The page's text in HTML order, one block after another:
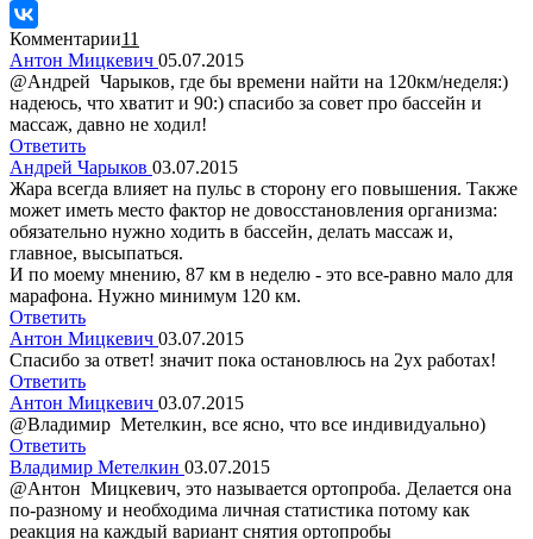
Комментарии11
Антон Мицкевич 05.07.2015
@Андрей Чарыков, где бы времени найти на 120км/неделя:)
надеюсь, что хватит и 90:) спасибо за совет про бассейн и
массаж, давно не ходил!
Ответить
Андрей Чарыков 03.07.2015
Жара всегда влияет на пульс в сторону его повышения. Также
может иметь место фактор не довосстановления организма:
обязательно нужно ходить в бассейн, делать массаж и,
главное, высыпаться.
И по моему мнению, 87 км в неделю - это все-равно мало для
марафона. Нужно минимум 120 км.
Ответить
Антон Мицкевич 03.07.2015
Спасибо за ответ! значит пока остановлюсь на 2ух работах!
Ответить
Антон Мицкевич 03.07.2015
@Владимир Метелкин, все ясно, что все индивидуально)
Ответить
Владимир Метелкин 03.07.2015
@Антон Мицкевич, это называется ортопроба. Делается она
по-разному и необходима личная статистика потому как
реакция на каждый вариант снятия ортопробы